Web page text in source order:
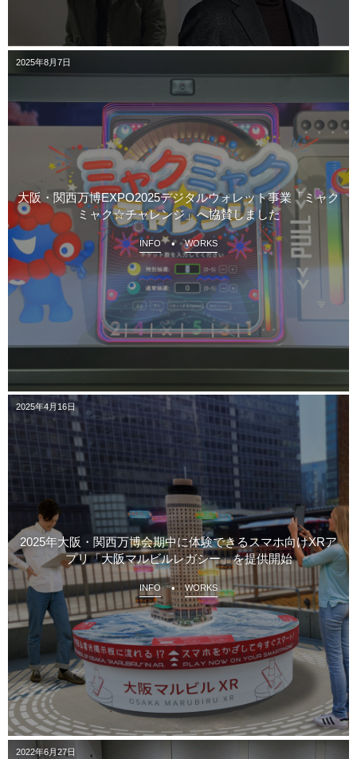
2025年8月7日
大阪・関西万博EXPO2025デジタルウォレット事業「ミャク
ミャク☆チャレンジ」へ協賛しました
INFO WORKS
2025年4月16日
2025年大阪・関西万博会期中に体験できるスマホ向けXRア
プリ「大阪マルビルレガシー」を提供開始
INFO WORKS
2022年6月27日